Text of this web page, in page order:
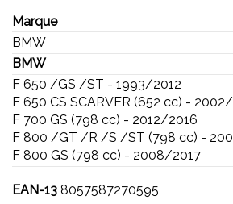
Marque
BMW
BMW
F 650 /GS /ST - 1993/2012
F 650 CS SCARVER (652 cc) -
F 700 GS (798 cc) - 2012/2016
F 800 /GT /R /S /ST (798 cc) -
F 800 GS (798 cc) - 2008/2017
EAN-13 8057587270595